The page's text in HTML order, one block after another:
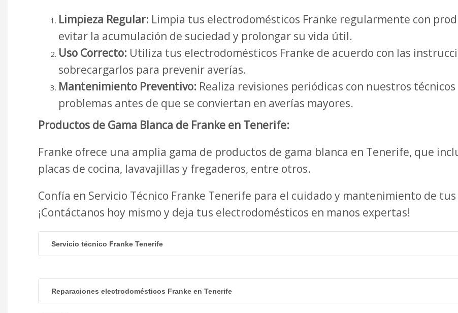
Limpieza Regular: Limpia tus electrodomésticos Franke regularmente con
evitar la acumulación de suciedad y prolongar su vida útil.
Uso Correcto: Utiliza tus electrodomésticos Franke de acuerdo con las
sobrecargarlos para prevenir averías.
Mantenimiento Preventivo: Realiza revisiones periódicas con nuestros
problemas antes de que se conviertan en averías mayores.
Productos de Gama Blanca de Franke en Tenerife:
Franke ofrece una amplia gama de productos de gama blanca en Tenerife, que
placas de cocina, lavavajillas y fregaderos, entre otros.
Confía en Servicio Técnico Franke Tenerife para el cuidado y mantenimiento de
¡Contáctanos hoy mismo y deja tus electrodomésticos en manos expertas!
Servicio técnico Franke Tenerife
Reparaciones electrodomésticos Franke en Tenerife